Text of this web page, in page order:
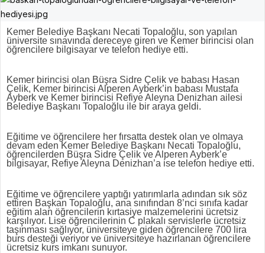
Kemer Belediye Başkanı Necati Topaloğlu, son yapılan
üniversite sınavında dereceye giren ve Kemer birincisi olan
öğrencilere bilgisayar ve telefon hediye etti.
Kemer birincisi olan Büşra Sidre Çelik ve babası Hasan
Çelik, Kemer birincisi Alperen Ayberk’in babası Mustafa
Ayberk ve Kemer birincisi Refiye Aleyna Denizhan ailesi
Belediye Başkanı Topaloğlu ile bir araya geldi.
Eğitime ve öğrencilere her fırsatta destek olan ve olmaya
devam eden Kemer Belediye Başkanı Necati Topaloğlu,
öğrencilerden Büşra Sidre Çelik ve Alperen Ayberk’e
bilgisayar, Refiye Aleyna Denizhan’a ise telefon hediye etti.
Eğitime ve öğrencilere yaptığı yatırımlarla adından sık söz
ettiren Başkan Topaloğlu, ana sınıfından 8’nci sınıfa kadar
eğitim alan öğrencilerin kırtasiye malzemelerini ücretsiz
karşılıyor. Lise öğrencilerinin C plakalı servislerle ücretsiz
taşınması sağlıyor, üniversiteye giden öğrencilere 700 lira
burs desteği veriyor ve üniversiteye hazırlanan öğrencilere
ücretsiz kurs imkanı sunuyor.